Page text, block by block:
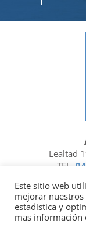
Lealtad
TEL.
Socio de
Este sitio web
mejorar
estadística y
mas información